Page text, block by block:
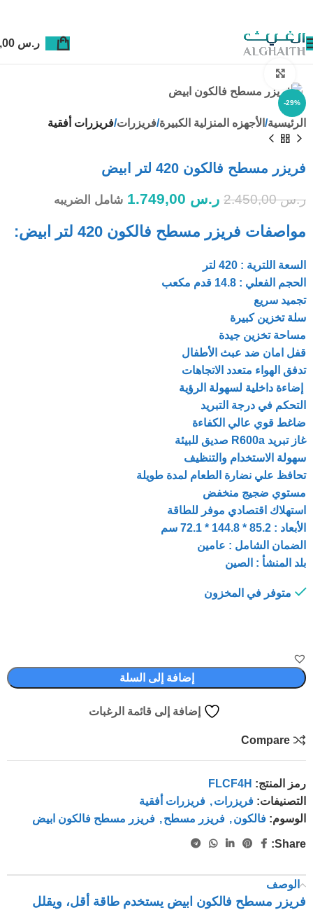
ر.س
-29%
الرئيسية الأجهزه المنزلية الكبيرة فريزرات فريزرات أفقية
فريزر مسطح فالكون 420 لتر ابيض
ر.س2.450,00 ر.س شامل الضريبه
مواصفات فريزر مسطح فالكون 420 لتر ابيض:
السعة اللترية : 420 لتر
الحجم الفعلي : 14.8 قدم مكعب
تجميد سريع
سلة تخزين كبيرة
مساحة تخزين جيدة
قفل امان ضد عبث الأطفال
تدفق الهواء متعدد الاتجاهات
إضاءة داخلية لسهولة الرؤية
التحكم في درجة التبريد
ضاغط قوي عالي الكفاءة
غاز تبريد R600a صديق للبيئة
سهولة الاستخدام والتنظيف
تحافظ علي نضارة الطعام لمدة طويلة
مستوي ضجيج منخفض
استهلاك اقتصادي موفر للطاقة
الأبعاد : 85.2 * 144.8 * 72.1 سم
الضمان الشامل : عامين
بلد المنشأ : الصين
متوفر في المخزون
إضافة إلى السلة
إضافة إلى قائمة الرغبات
Compare
رمز المنتج: FLCF4H
التصنيفات: فريزرات, فريزرات أفقية
الوسوم: فالكون, فريزر مسطح, فريزر مسطح فالكون ابيض
Share:
الوصف
فريزر مسطح فالكون ابيض يستخدم طاقة أقل، ويقلل